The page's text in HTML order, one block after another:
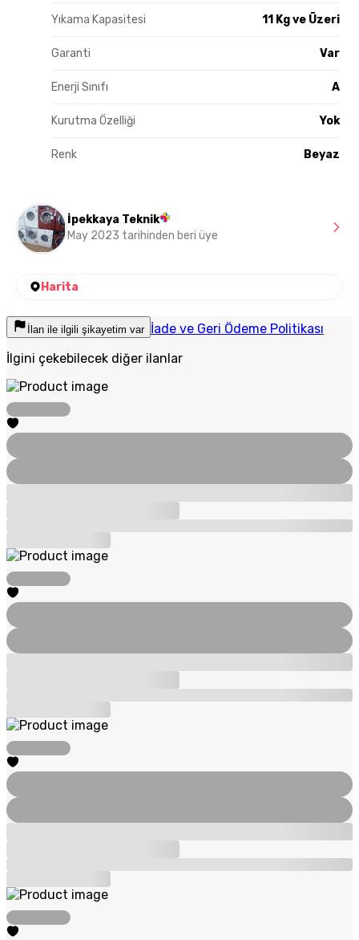
Yıkama Kapasitesi 11 Kg ve Üzeri
Garanti Var
Enerji Sınıfı A
Kurutma Özelliği Yok
Renk Beyaz
İpekkaya Teknik
May 2023 tarihinden beri üye
Harita
İlan ile ilgili şikayetim var İade ve Geri Ödeme Politikası
İlgini çekebilecek diğer ilanlar